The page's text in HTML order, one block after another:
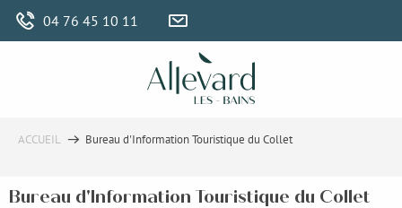
Aller
04 76 45 10 11
ACCUEIL Bureau d'Information Touristique du Collet
Bureau d'Information Touristique du Collet